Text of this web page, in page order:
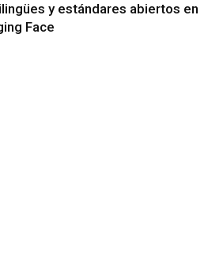
y estándares abiertos en
Face